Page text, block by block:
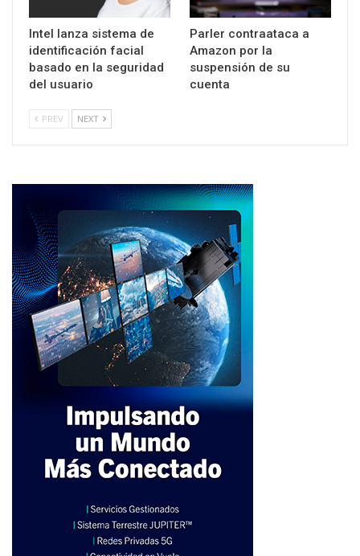
Intel lanza sistema de
identificación facial
basado en la seguridad
del usuario
Parler contraataca a
Amazon por la
suspensión de su
cuenta
PREV NEXT